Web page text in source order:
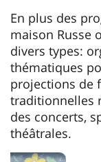
En plus des
maison Russe
divers types:
thématiques
projections de
traditionnelles
des concerts,
théâtrales.